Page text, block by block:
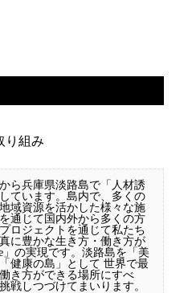
り組み
ら兵庫県淡路島で「人材誘
ています。島内で、多くの
域資源を活かした様々な施
通じて国内外から多くの方
ロジェクトを通じて私たち
に豊かな生き方・働き方が
の実現です。淡路島を「美
健康の島」として 世界で最
き方ができる場所にすべ
戦しつづけてまいります。